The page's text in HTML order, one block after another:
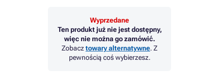
Wyprzedane
Ten produkt już nie jest dostępny,
więc nie można go zamówić.
Zobacztowary alternatywne. Z
pewnością coś wybierzesz.